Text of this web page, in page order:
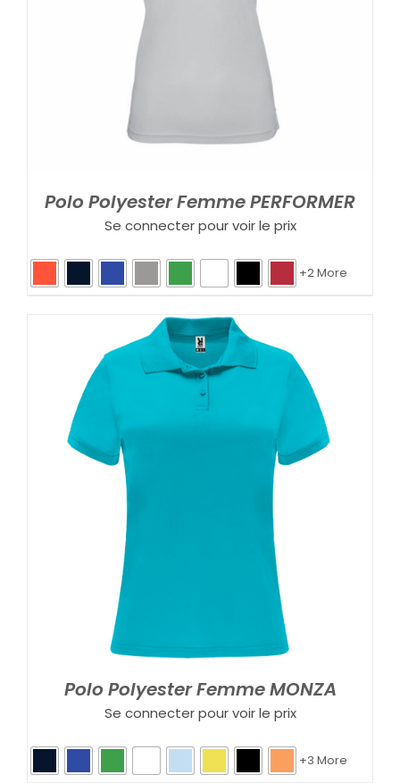
Polo Polyester Femme PERFORMER
Se connecter pour voir le prix
+2 More
Polo Polyester Femme MONZA
Se connecter pour voir le prix
+3 More